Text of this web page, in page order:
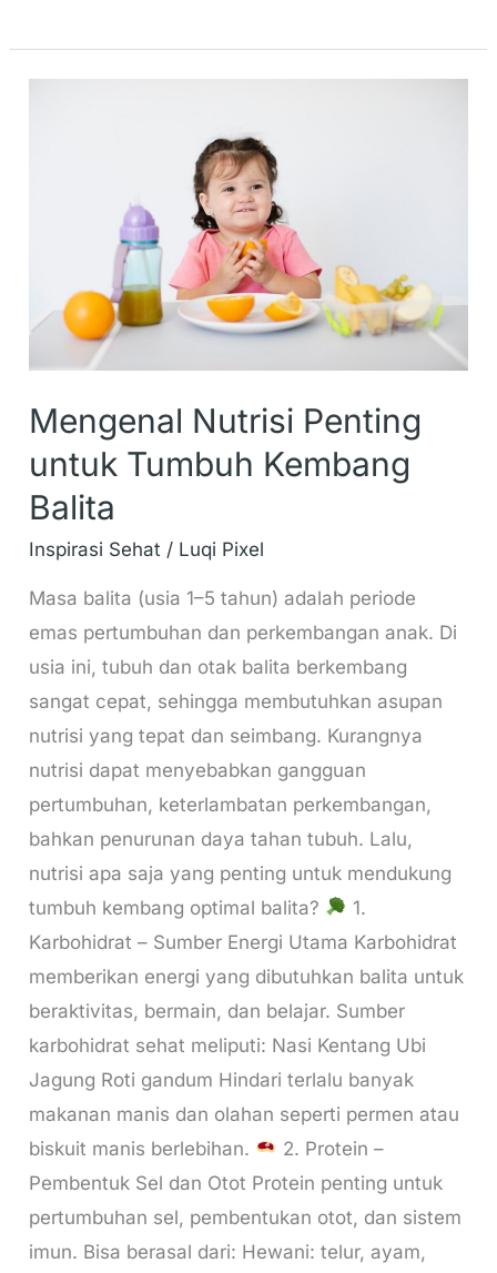
Mengenal Nutrisi Penting
untuk Tumbuh Kembang
Balita
Inspirasi Sehat / Luqi Pixel
Masa balita (usia 1–5 tahun) adalah periode
emas pertumbuhan dan perkembangan anak. Di
usia ini, tubuh dan otak balita berkembang
sangat cepat, sehingga membutuhkan asupan
nutrisi yang tepat dan seimbang. Kurangnya
nutrisi dapat menyebabkan gangguan
pertumbuhan, keterlambatan perkembangan,
bahkan penurunan daya tahan tubuh. Lalu,
nutrisi apa saja yang penting untuk mendukung
tumbuh kembang optimal balita?
1.
Karbohidrat – Sumber Energi Utama Karbohidrat
memberikan energi yang dibutuhkan balita untuk
beraktivitas, bermain, dan belajar. Sumber
karbohidrat sehat meliputi: Nasi Kentang Ubi
Jagung Roti gandum Hindari terlalu banyak
makanan manis dan olahan seperti permen atau
biskuit manis berlebihan.
2. Protein –
Pembentuk Sel dan Otot Protein penting untuk
pertumbuhan sel, pembentukan otot, dan sistem
imun. Bisa berasal dari: Hewani: telur, ayam,
Balita